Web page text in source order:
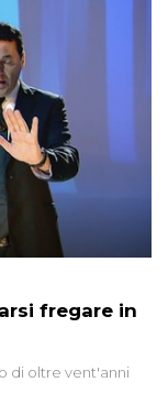
fregare in
di oltre vent'anni